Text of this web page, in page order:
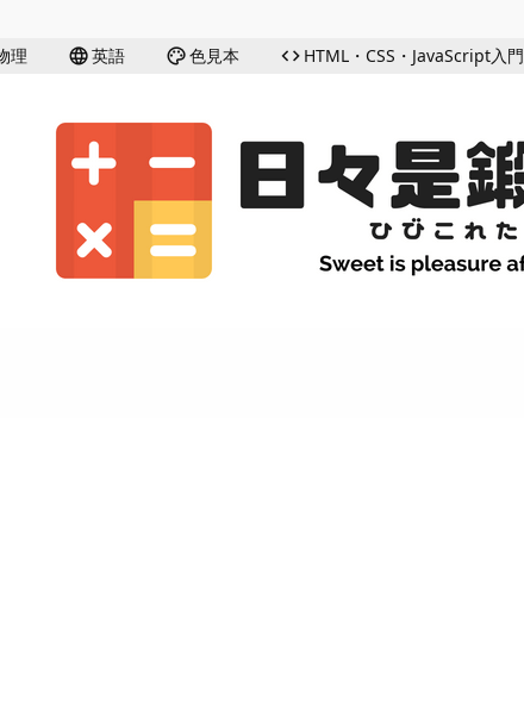
理 language英語 palette色見本 codeHTML・CSS・JavaScript入門